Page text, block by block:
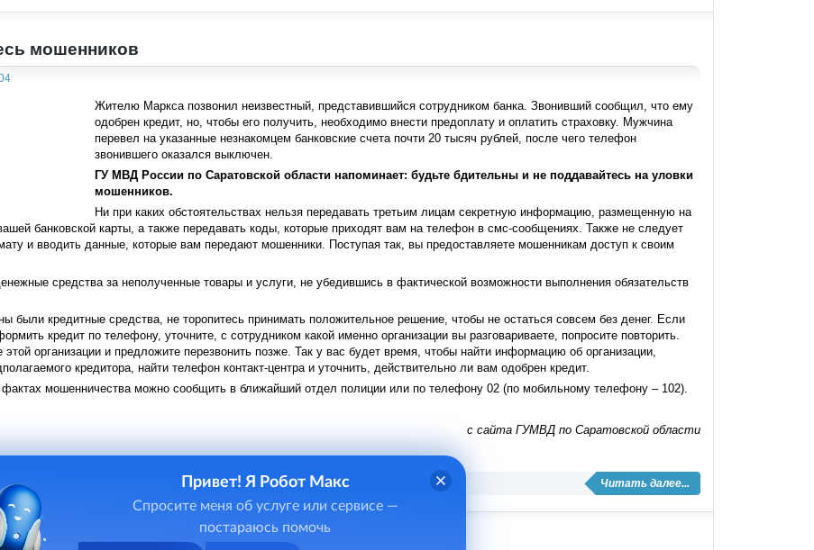
мошенников
Жителю Маркса позвонил неизвестный, представившийся сотрудником банка. Звонивший сообщил, что ему
одобрен кредит, но, чтобы его получить, необходимо внести предоплату и оплатить страховку. Мужчина
перевел на указанные незнакомцем банковские счета почти 20 тысяч рублей, после чего телефон
звонившего оказался выключен.
ГУ МВД России по Саратовской области напоминает: будьте бдительны и не поддавайтесь на уловки
мошенников.
Ни при каких обстоятельствах нельзя передавать третьим лицам секретную информацию, размещенную на
банковской карты, а также передавать коды, которые приходят вам на телефон в смс-сообщениях. Также не следует
и вводить данные, которые вам передают мошенники. Поступая так, вы предоставляете мошенникам доступ к своим
средства за неполученные товары и услуги, не убедившись в фактической возможности выполнения обязательств
были кредитные средства, не торопитесь принимать положительное решение, чтобы не остаться совсем без денег. Если
кредит по телефону, уточните, с сотрудником какой именно организации вы разговариваете, попросите повторить.
этой организации и предложите перезвонить позже. Так у вас будет время, чтобы найти информацию об организации,
кредитора, найти телефон контакт-центра и уточнить, действительно ли вам одобрен кредит.
мошенничества можно сообщить в ближайший отдел полиции или по телефону 02 (по мобильному телефону – 102).
с сайта ГУМВД по Саратовской области
Читать далее...
Привет! Я Робот Макс
Спросите меня об услуге или сервисе —
постараюсь помочь